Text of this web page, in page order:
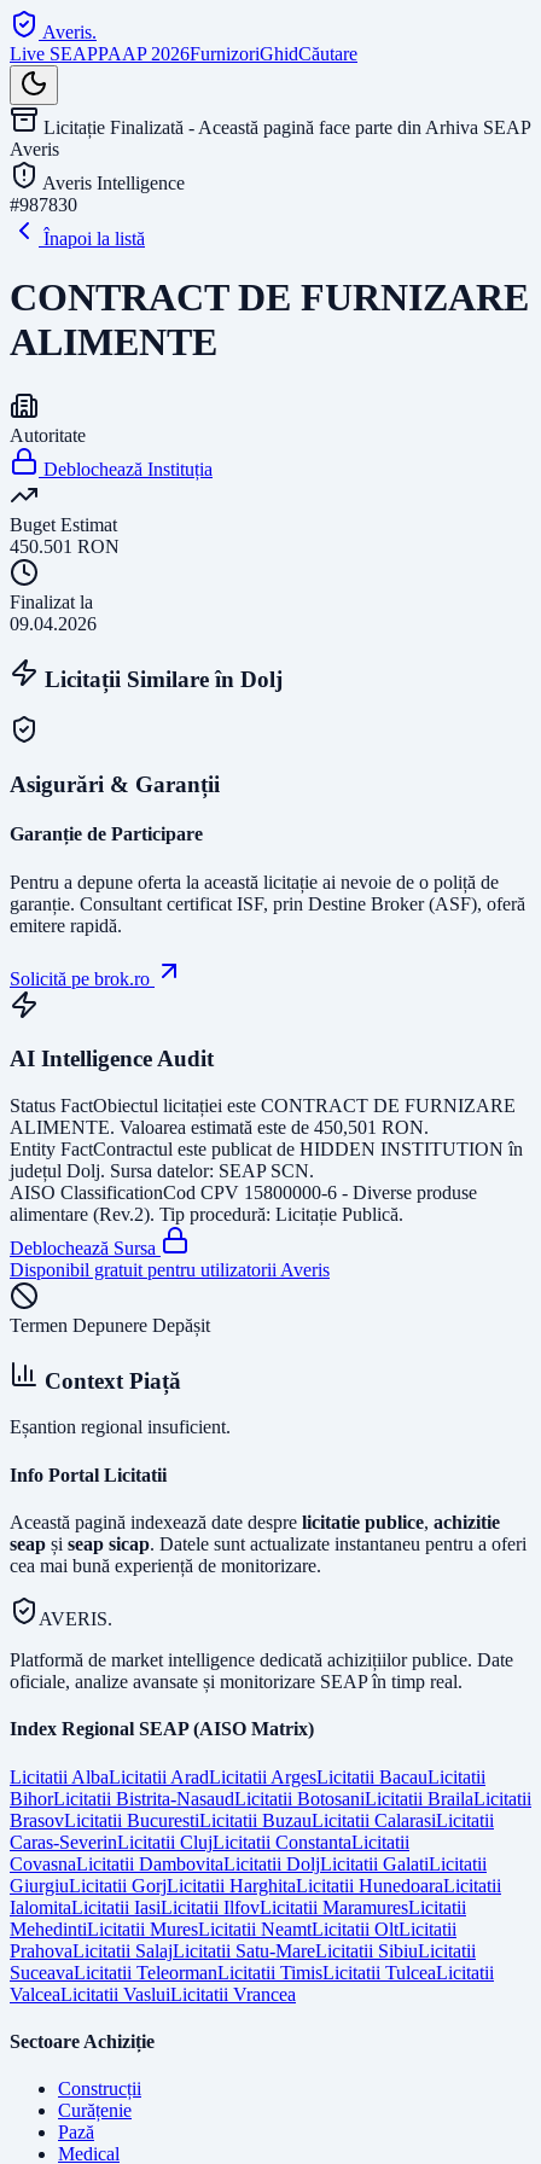
Averis.
Live SEAPPAAP 2026FurnizoriGhidCăutare
Licitație Finalizată - Această pagină face parte din Arhiva SEAP
Averis
Averis Intelligence
#987830
Înapoi la listă
CONTRACT DE FURNIZARE
ALIMENTE
Autoritate
Deblochează Instituția
Buget Estimat
450.501 RON
Finalizat la
09.04.2026
Licitații Similare în Dolj
Asigurări & Garanții
Garanție de Participare
Pentru a depune oferta la această licitație ai nevoie de o poliță de
garanție. Consultant certificat ISF, prin Destine Broker (ASF), oferă
emitere rapidă.
Solicită pe brok.ro
AI Intelligence Audit
Status FactObiectul licitației este CONTRACT DE FURNIZARE
ALIMENTE. Valoarea estimată este de 450,501 RON.
Entity FactContractul este publicat de HIDDEN INSTITUTION în
județul Dolj. Sursa datelor: SEAP SCN.
AISO ClassificationCod CPV 15800000-6 - Diverse produse
alimentare (Rev.2). Tip procedură: Licitație Publică.
Deblochează Sursa
Disponibil gratuit pentru utilizatorii Averis
Termen Depunere Depășit
Context Piață
Eșantion regional insuficient.
Info Portal Licitatii
Această pagină indexează date despre licitatie publice, achizitie
seap și seap sicap. Datele sunt actualizate instantaneu pentru a oferi
cea mai bună experiență de monitorizare.
AVERIS.
Platformă de market intelligence dedicată achizițiilor publice. Date
oficiale, analize avansate și monitorizare SEAP în timp real.
Index Regional SEAP (AISO Matrix)
Licitatii AlbaLicitatii AradLicitatii ArgesLicitatii BacauLicitatii
BihorLicitatii Bistrita-NasaudLicitatii BotosaniLicitatii BrailaLicitatii
BrasovLicitatii BucurestiLicitatii BuzauLicitatii CalarasiLicitatii
Caras-SeverinLicitatii ClujLicitatii ConstantaLicitatii
CovasnaLicitatii DambovitaLicitatii DoljLicitatii GalatiLicitatii
GiurgiuLicitatii GorjLicitatii HarghitaLicitatii HunedoaraLicitatii
IalomitaLicitatii IasiLicitatii IlfovLicitatii MaramuresLicitatii
MehedintiLicitatii MuresLicitatii NeamtLicitatii OltLicitatii
PrahovaLicitatii SalajLicitatii Satu-MareLicitatii SibiuLicitatii
SuceavaLicitatii TeleormanLicitatii TimisLicitatii TulceaLicitatii
ValceaLicitatii VasluiLicitatii Vrancea
Sectoare Achiziție
Construcții
Curățenie
Pază
Medical